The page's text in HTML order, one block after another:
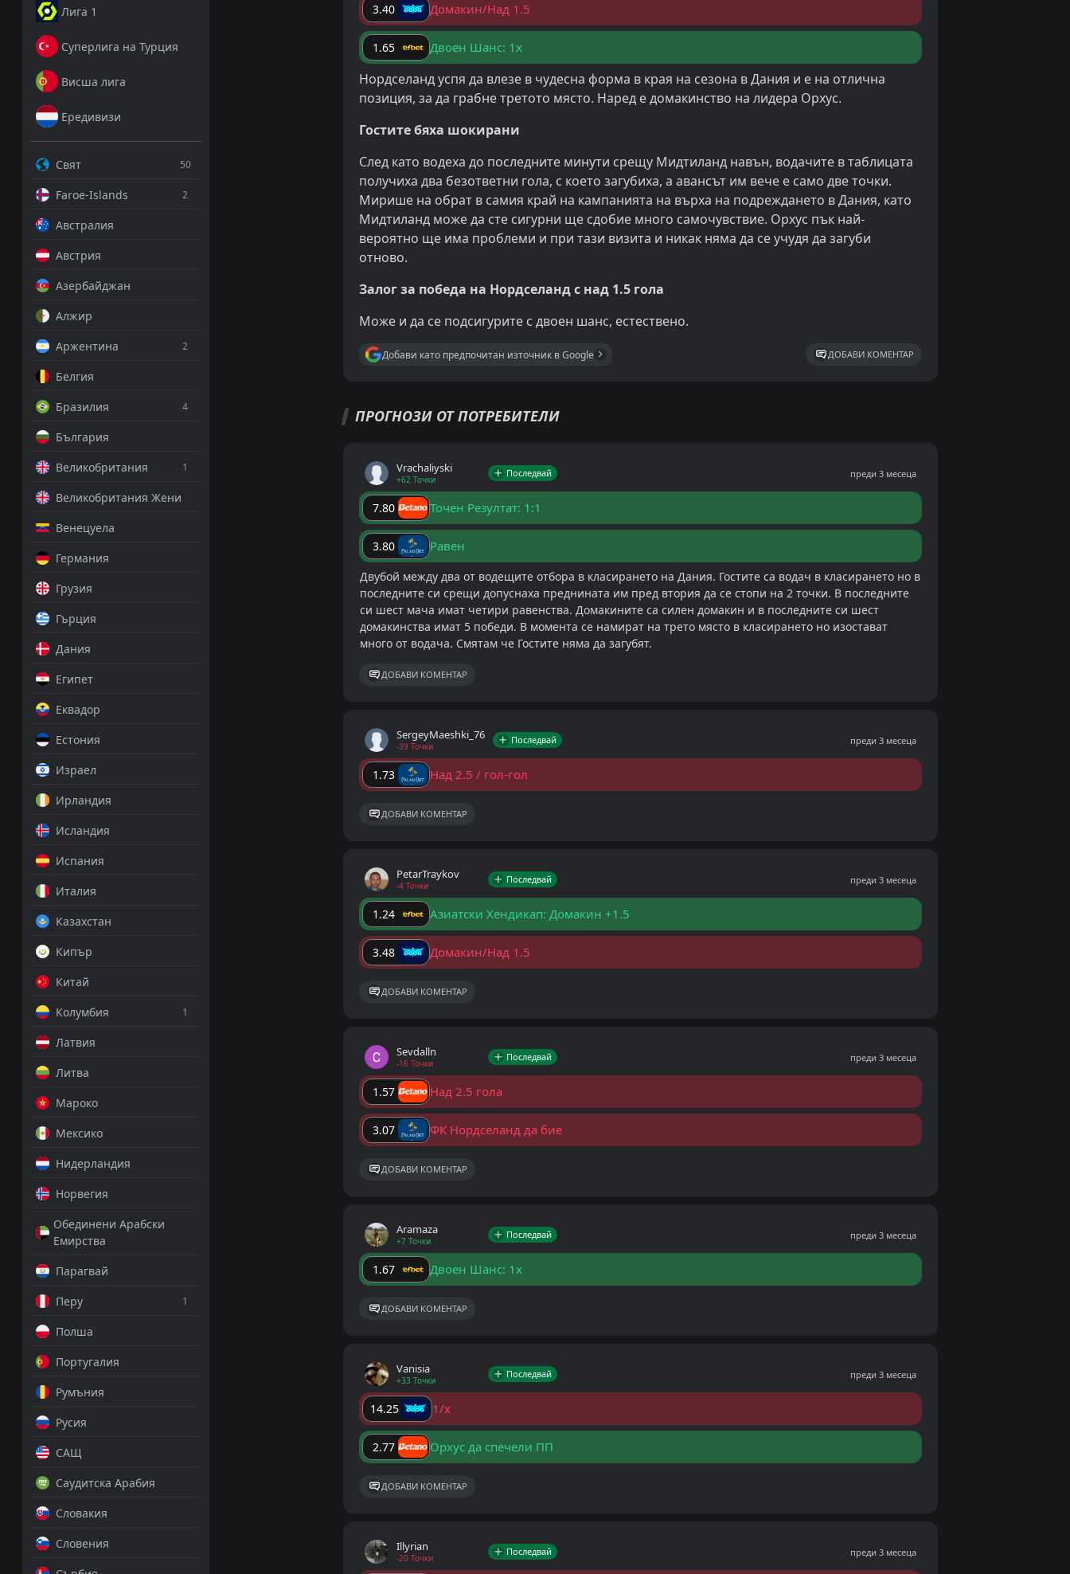
Лига 1
Суперлига на Турция
Висша лига
Ередивизи
Свят 50
Faroe-Islands 2
Австралия
Австрия
Азербайджан
Алжир
Аржентина
2
Белгия
Бразилия
4
България
Великобритания
1
Великобритания Жени
Венецуела
Германия
Грузия
Гърция
Дания
Египет
Еквадор
Естония
Израел
Ирландия
Исландия
Испания
Италия
Казахстан
Кипър
Китай
Колумбия
1
Латвия
Литва
Мароко
Мексико
Нидерландия
Норвегия
Обединени Арабски
Емирства
Парагвай
Перу
1
Полша
Португалия
Румъния
Русия
САЩ
Саудитска Арабия
Словакия
Словения
3.40 Домакин/Над 1.5
1.65 Двоен Шанс: 1x
Нордселанд успя да влезе в чудесна форма в края на сезона в Дания и е на отлична
позиция, за да грабне третото място. Наред е домакинство на лидера Орхус.
Гостите бяха шокирани
След като водеха до последните минути срещу Мидтиланд навън, водачите в таблицата
получиха два безответни гола, с което загубиха, а авансът им вече е само две точки.
Мирише на обрат в самия край на кампанията на върха на подреждането в Дания, като
Мидтиланд може да сте сигурни ще сдобие много самочувствие. Орхус пък най-
вероятно ще има проблеми и при тази визита и никак няма да се учудя да загуби
отново.
Залог за победа на Нордселанд с над 1.5 гола
Може и да се подсигурите с двоен шанс, естествено.
Добави като предпочитан източник в Google ДОБАВИ КОМЕНТАР
ПРОГНОЗИ ОТ ПОТРЕБИТЕЛИ
Vrachaliyski
+62 Точки
Последвай преди 3 месеца
7.80 Точен Резултат: 1:1
3.80 Равен
Двубой между два от водещите отбора в класирането на Дания. Гостите са водач в класирането но в
последните си срещи допуснаха преднината им пред втория да се стопи на 2 точки. В последните
си шест мача имат четири равенства. Домакините са силен домакин и в последните си шест
домакинства имат 5 победи. В момента се намират на трето място в класирането но изостават
много от водача. Смятам че Гостите няма да загубят.
ДОБАВИ КОМЕНТАР
SergeyMaeshki_76
-39 Точки
Последвай преди 3 месеца
1.73 Над 2.5 / гол-гол
ДОБАВИ КОМЕНТАР
PetarTraykov
-4 Точки
Последвай преди 3 месеца
1.24 Азиатски Хендикап: Домакин +1.5
3.48 Домакин/Над 1.5
ДОБАВИ КОМЕНТАР
Sevdalln
-16 Точки
Последвай преди 3 месеца
1.57 Над 2.5 гола
3.07 ФК Нордселанд да бие
ДОБАВИ КОМЕНТАР
Aramaza
+7 Точки
Последвай преди 3 месеца
1.67 Двоен Шанс: 1x
ДОБАВИ КОМЕНТАР
Vanisia
+33 Точки
Последвай преди 3 месеца
14.25 1/x
2.77 Орхус да спечели ПП
ДОБАВИ КОМЕНТАР
Illyrian
-20 Точки
Последвай преди 3 месеца